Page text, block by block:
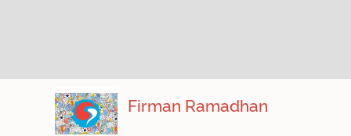
Firman Ramadhan